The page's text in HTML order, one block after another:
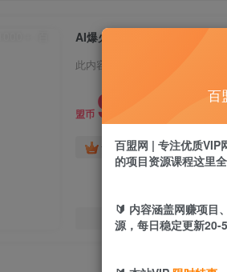
AI爆火短剧一键生成原创视频
此内容为付费阅读，请付费后查看
盟币 9.9
黄金会员免费 超级
百
百盟网 | 专注优质VIP
的项目资源课程这里
🔰 内容涵盖网赚项目
源，每日稳定更新20-